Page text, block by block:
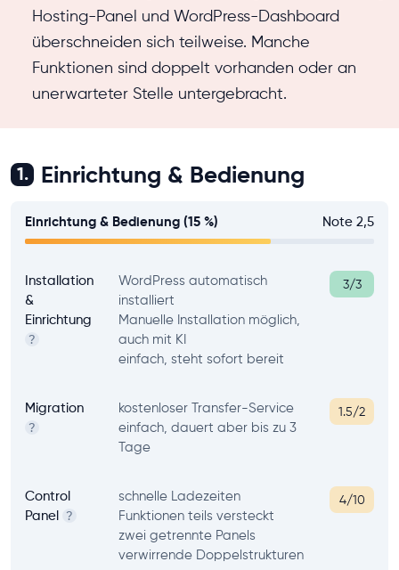
Hosting-Panel und WordPress-Dashboard
überschneiden sich teilweise. Manche
Funktionen sind doppelt vorhanden oder an
unerwarteter Stelle untergebracht.
1. Einrichtung & Bedienung
Einrichtung & Bedienung (15 %) Note 2,5
Installation
&
Einrichtung
?
WordPress automatisch
installiert
Manuelle Installation möglich,
auch mit KI
einfach, steht sofort bereit
3/3
Migration
?
kostenloser Transfer-Service
einfach, dauert aber bis zu 3
Tage
1.5/2
Control
Panel ?
schnelle Ladezeiten
Funktionen teils versteckt
zwei getrennte Panels
verwirrende Doppelstrukturen
4/10